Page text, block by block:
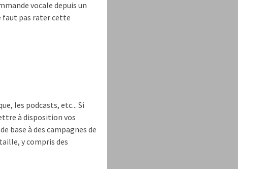
vocale depuis un
faut pas rater cette
les podcasts, etc... Si
à disposition vos
base à des campagnes de
y compris des